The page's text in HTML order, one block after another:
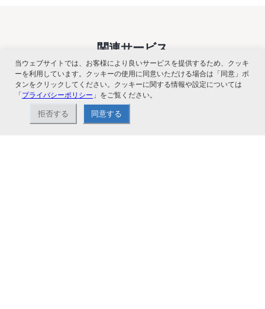
関連サービス
当ウェブサイトでは、お客様により良いサービスを提供するため、クッキ
ーを利用しています。クッキーの使用に同意いただける場合は「同意」ボ
タンをクリックしてください。クッキーに関する情報や設定については
「プライバシーポリシー 」をご覧ください。
拒否する 同意する